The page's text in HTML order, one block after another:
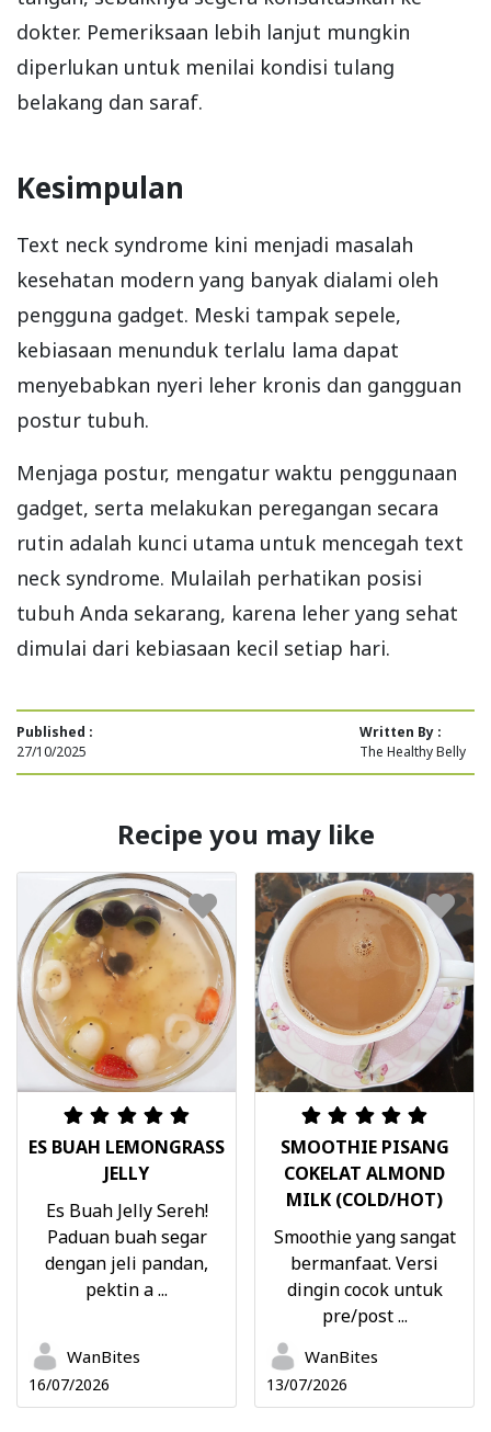
dokter. Pemeriksaan lebih lanjut mungkin
diperlukan untuk menilai kondisi tulang
belakang dan saraf.
Kesimpulan
Text neck syndrome kini menjadi masalah
kesehatan modern yang banyak dialami oleh
pengguna gadget. Meski tampak sepele,
kebiasaan menunduk terlalu lama dapat
menyebabkan nyeri leher kronis dan gangguan
postur tubuh.
Menjaga postur, mengatur waktu penggunaan
gadget, serta melakukan peregangan secara
rutin adalah kunci utama untuk mencegah text
neck syndrome. Mulailah perhatikan posisi
tubuh Anda sekarang, karena leher yang sehat
dimulai dari kebiasaan kecil setiap hari.
Published :
27/10/2025
Written By :
The Healthy Belly
Recipe you may like
ES BUAH LEMONGRASS
JELLY
Es Buah Jelly Sereh!
Paduan buah segar
dengan jeli pandan,
pektin a ...
WanBites
16/07/2026
SMOOTHIE PISANG
COKELAT ALMOND
MILK (COLD/HOT)
Smoothie yang sangat
bermanfaat. Versi
dingin cocok untuk
pre/post ...
WanBites
13/07/2026